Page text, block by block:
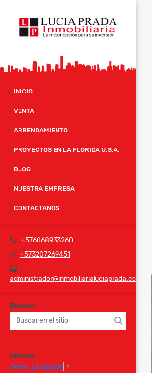
INICIO
VENTA
ARRENDAMIENTO
PROYECTOS EN LA FLORIDA U.S.A.
BLOG
NUESTRA EMPRESA
CONTÁCTANOS
+576068933260
+573207269451
administrador@inmobiliarialuciaprada.com
Buscar:
Idioma:
Select Language ▼